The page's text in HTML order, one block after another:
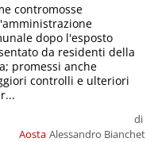
Aosta
di
Alessandro Bianchet
contromosse
dopo l'esposto
da residenti della
promessi anche
controlli e ulteriori